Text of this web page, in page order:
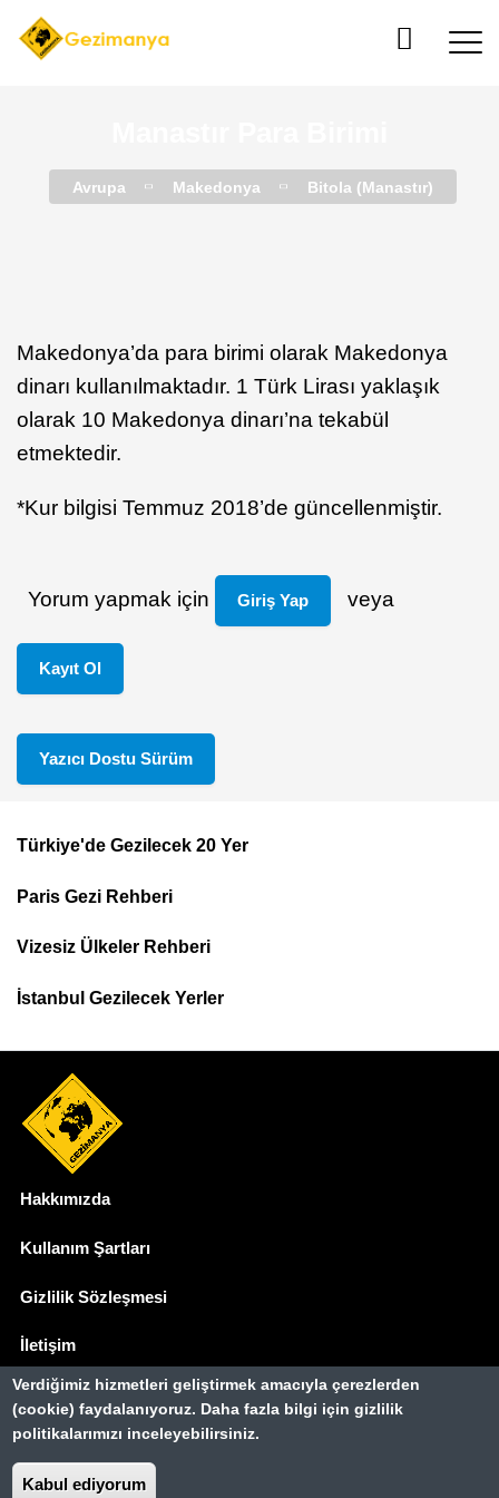
Avrupa Makedonya Bitola (Manastır)
Makedonya’da para birimi olarak Makedonya
dinarı kullanılmaktadır. 1 Türk Lirası yaklaşık
olarak 10 Makedonya dinarı’na tekabül
etmektedir.
*Kur bilgisi Temmuz 2018’de güncellenmiştir.
Yorum yapmak için Giriş Yap veya
Kayıt Ol
Yazıcı Dostu Sürüm
Footer
Top
Menu
Türkiye'de Gezilecek 20 Yer
Paris Gezi Rehberi
Vizesiz Ülkeler Rehberi
İstanbul Gezilecek Yerler
Hakkımızda
Kullanım Şartları
Gizlilik Sözleşmesi
İletişim
Basında Biz
Gezimanya Turizm, TÜRSAB'a kayıtlı bir
Verdiğimiz hizmetleri geliştirmek amacıyla çerezlerden
(cookie) faydalanıyoruz. Daha fazla bilgi için gizlilik
politikalarımızı inceleyebilirsiniz.
Kabul ediyorum